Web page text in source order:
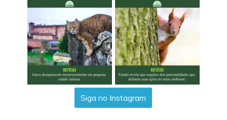
Siga no Instagram